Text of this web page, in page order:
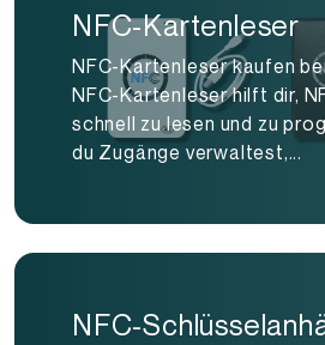
NFC-Kartenleser
NFC-Kartenleser kaufen
NFC-Kartenleser hilft dir,
schnell zu lesen und zu
du Zugänge verwaltest,...
NFC-